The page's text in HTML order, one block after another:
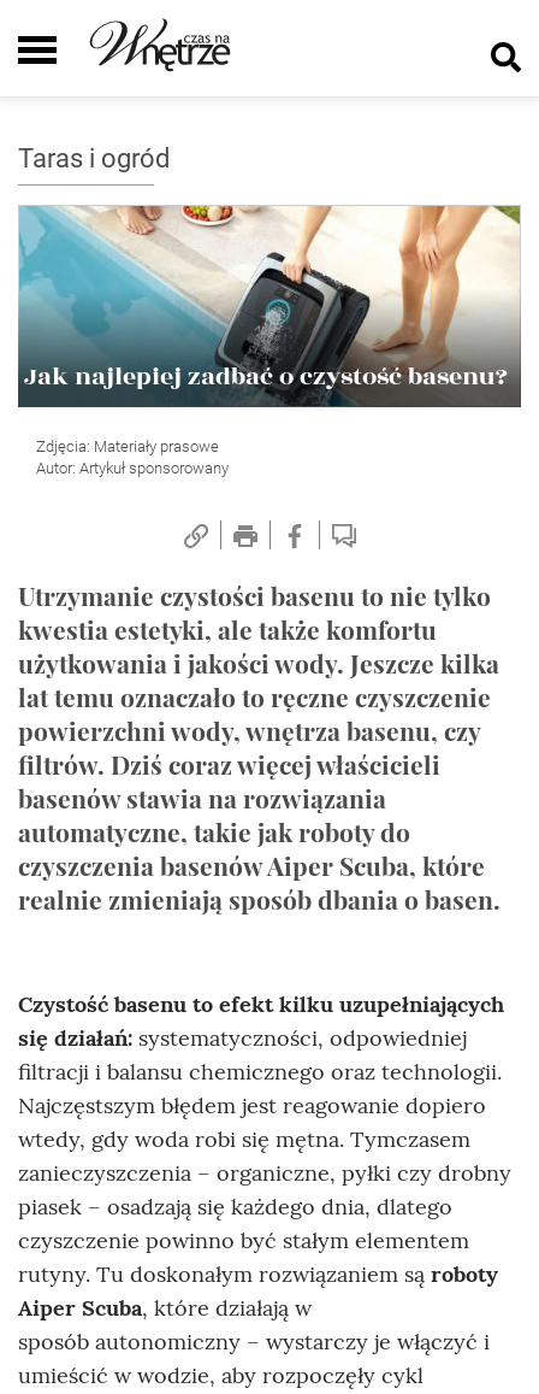
Taras i ogród
Jak najlepiej zadbać o czystość basenu?
Zdjęcia: Materiały prasowe
Autor: Artykuł sponsorowany
Utrzymanie czystości basenu to nie tylko
kwestia estetyki, ale także komfortu
użytkowania i jakości wody. Jeszcze kilka
lat temu oznaczało to ręczne czyszczenie
powierzchni wody, wnętrza basenu, czy
filtrów. Dziś coraz więcej właścicieli
basenów stawia na rozwiązania
automatyczne, takie jak roboty do
czyszczenia basenów Aiper Scuba, które
realnie zmieniają sposób dbania o basen.
Czystość basenu to efekt kilku uzupełniających
się działań: systematyczności, odpowiedniej
filtracji i balansu chemicznego oraz technologii.
Najczęstszym błędem jest reagowanie dopiero
wtedy, gdy woda robi się mętna. Tymczasem
zanieczyszczenia – organiczne, pyłki czy drobny
piasek – osadzają się każdego dnia, dlatego
czyszczenie powinno być stałym elementem
rutyny. Tu doskonałym rozwiązaniem są roboty
Aiper Scuba, które działają w
sposób autonomiczny – wystarczy je włączyć i
umieścić w wodzie, aby rozpoczęły cykl